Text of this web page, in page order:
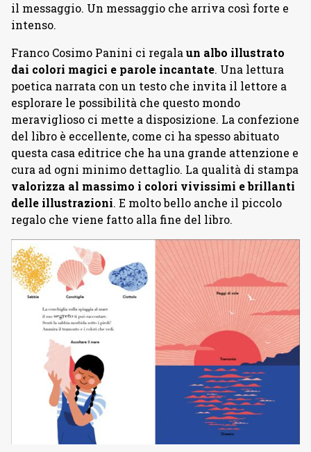
il messaggio. Un messaggio che arriva così forte e
intenso.
Franco Cosimo Panini ci regalaun albo illustrato
dai colori magici e parole incantate. Una lettura
poetica narrata con un testo che invita il lettore a
esplorare le possibilità che questo mondo
meraviglioso ci mette a disposizione. La confezione
del libro è eccellente, come ci ha spesso abituato
questa casa editrice che ha una grande attenzione e
cura ad ogni minimo dettaglio. La qualità di stampa
valorizza al massimo i colori vivissimi e brillanti
delle illustrazioni. E molto bello anche il piccolo
regalo che viene fatto alla fine del libro.